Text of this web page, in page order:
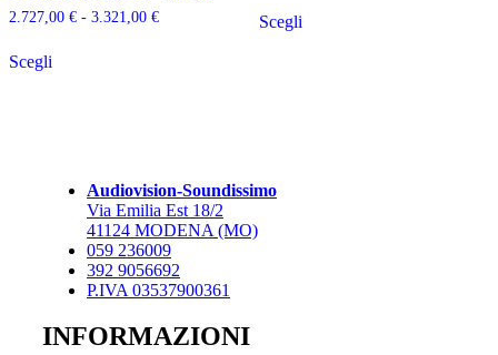
2.727,00 € - 3.321,00 €Fascia
Scegliprodotto
possono
essere
scelte
pagina
prodotto
Scegliprodotto
Audiovision-Soundissimo
Via Emilia Est 18/2
41124 MODENA (MO)
059 236009
392 9056692
P.IVA 03537900361
INFORMAZIONI